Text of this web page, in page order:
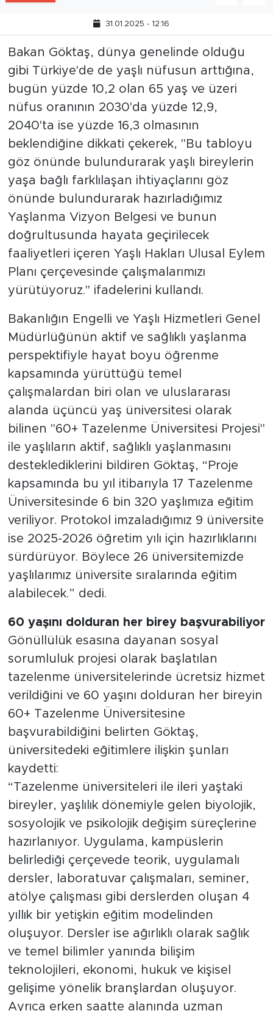
31.01.2025 - 12:16
Bakan Göktaş, dünya genelinde olduğu
gibi Türkiye'de de yaşlı nüfusun arttığına,
bugün yüzde 10,2 olan 65 yaş ve üzeri
nüfus oranının 2030'da yüzde 12,9,
2040'ta ise yüzde 16,3 olmasının
beklendiğine dikkati çekerek, "Bu tabloyu
göz önünde bulundurarak yaşlı bireylerin
yaşa bağlı farklılaşan ihtiyaçlarını göz
önünde bulundurarak hazırladığımız
Yaşlanma Vizyon Belgesi ve bunun
doğrultusunda hayata geçirilecek
faaliyetleri içeren Yaşlı Hakları Ulusal Eylem
Planı çerçevesinde çalışmalarımızı
yürütüyoruz." ifadelerini kullandı.
Bakanlığın Engelli ve Yaşlı Hizmetleri Genel
Müdürlüğünün aktif ve sağlıklı yaşlanma
perspektifiyle hayat boyu öğrenme
kapsamında yürüttüğü temel
çalışmalardan biri olan ve uluslararası
alanda üçüncü yaş üniversitesi olarak
bilinen "60+ Tazelenme Üniversitesi Projesi"
ile yaşlıların aktif, sağlıklı yaşlanmasını
desteklediklerini bildiren Göktaş, “Proje
kapsamında bu yıl itibarıyla 17 Tazelenme
Üniversitesinde 6 bin 320 yaşlımıza eğitim
veriliyor. Protokol imzaladığımız 9 üniversite
ise 2025-2026 öğretim yılı için hazırlıklarını
sürdürüyor. Böylece 26 üniversitemizde
yaşlılarımız üniversite sıralarında eğitim
alabilecek.” dedi.
60 yaşını dolduran her birey başvurabiliyor
Gönüllülük esasına dayanan sosyal
sorumluluk projesi olarak başlatılan
tazelenme üniversitelerinde ücretsiz hizmet
verildiğini ve 60 yaşını dolduran her bireyin
60+ Tazelenme Üniversitesine
başvurabildiğini belirten Göktaş,
üniversitedeki eğitimlere ilişkin şunları
kaydetti:
“Tazelenme üniversiteleri ile ileri yaştaki
bireyler, yaşlılık dönemiyle gelen biyolojik,
sosyolojik ve psikolojik değişim süreçlerine
hazırlanıyor. Uygulama, kampüslerin
belirlediği çerçevede teorik, uygulamalı
dersler, laboratuvar çalışmaları, seminer,
atölye çalışması gibi derslerden oluşan 4
yıllık bir yetişkin eğitim modelinden
oluşuyor. Dersler ise ağırlıklı olarak sağlık
ve temel bilimler yanında bilişim
teknolojileri, ekonomi, hukuk ve kişisel
gelişime yönelik branşlardan oluşuyor.
Ayrıca erken saatte alanında uzman